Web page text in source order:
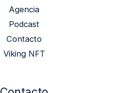
Agencia
Podcast
Contacto
Viking NFT